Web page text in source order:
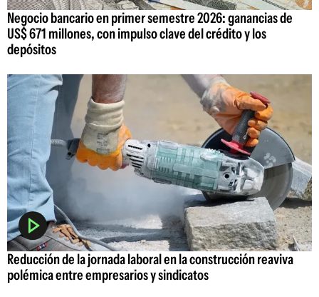
Negocio bancario en primer semestre 2026: ganancias de
US$ 671 millones, con impulso clave del crédito y los
depósitos
Reducción de la jornada laboral en la construcción reaviva
polémica entre empresarios y sindicatos